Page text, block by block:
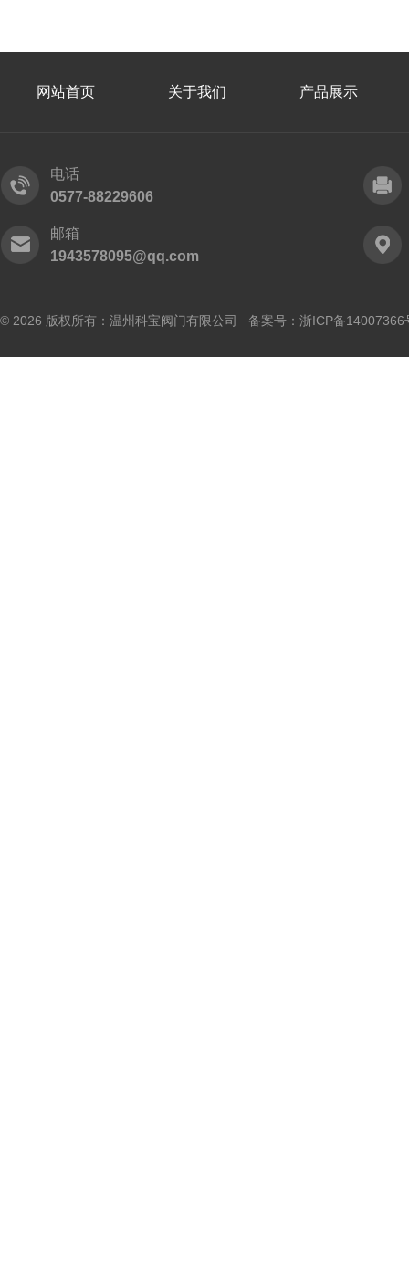
网站首页 关于我们 产品展示
电话
0577-88229606
邮箱
1943578095@qq.com
© 2026 版权所有：温州科宝阀门有限公司 备案号： 浙ICP备14007366